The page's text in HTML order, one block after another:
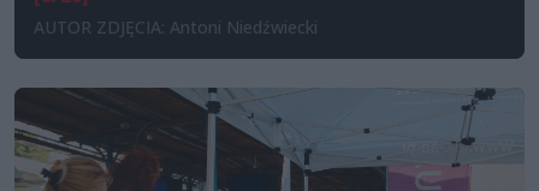
AUTOR ZDJĘCIA: Antoni Niedźwiecki